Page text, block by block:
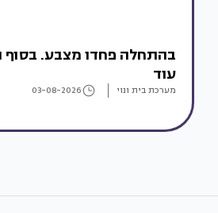
בהתחלה פחדו מצבע. בסוף
עוד
מערכת בית ונוי 03-08-2026